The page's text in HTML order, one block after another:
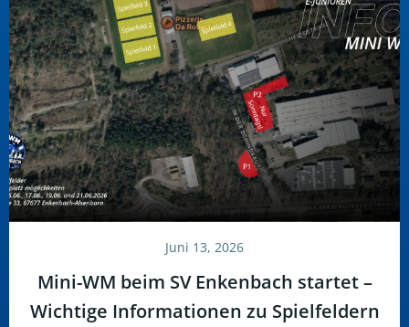
Juni 13, 2026
Mini-WM beim SV Enkenbach startet –
Wichtige Informationen zu Spielfeldern